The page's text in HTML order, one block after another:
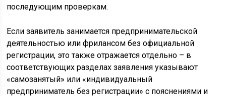
последующим проверкам.
Если заявитель занимается предпринимательской
деятельностью или фрилансом без официальной
регистрации, это также отражается отдельно – в
соответствующих разделах заявления указывают
«самозанятый» или «индивидуальный
предприниматель без регистрации» с пояснениями и